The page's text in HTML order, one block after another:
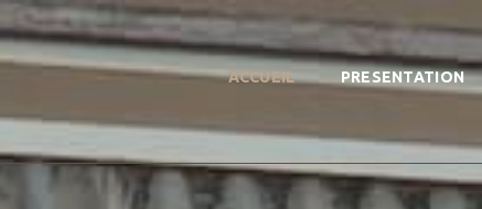
ACCUEIL PRESENTATION